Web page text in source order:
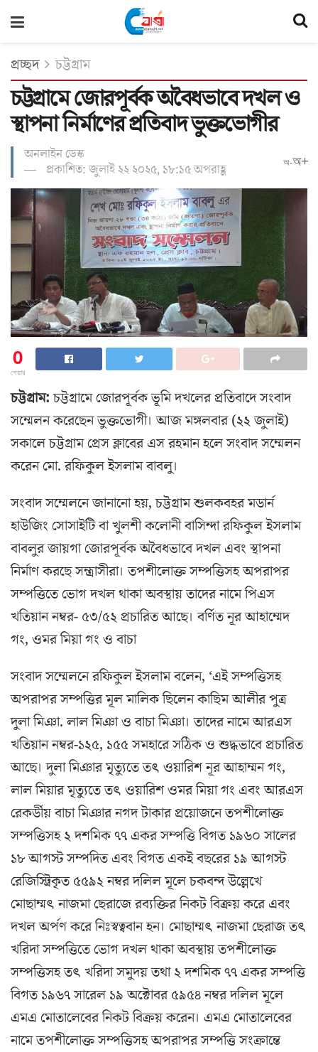
প্রচ্ছদ চট্টগ্রাম
চট্টগ্রামে জোরপূর্বক অবৈধভাবে দখল ও
স্থাপনা নির্মাণের প্রতিবাদ ভুক্তভোগীর
অনলাইন ডেস্ক
প্রকাশিত: জুলাই ২২ ২০২৫, ১৮:১৫ অপরাহ্ণ
অ-অ+
0
শেয়ার
চট্টগ্রাম:চট্টগ্রামে জোরপূর্বক ভূমি দখলের প্রতিবাদে সংবাদ
সম্মেলন করেছেন ভুক্তভোগী। আজ মঙ্গলবার (২২ জুলাই)
সকালে চট্টগ্রাম প্রেস ক্লাবের এস রহমান হলে সংবাদ সম্মেলন
করেন মো. রফিকুল ইসলাম বাবলু।
সংবাদ সম্মেলনে জানানো হয়, চট্টগ্রাম শুলকবহর মডার্ন
হাউজিং সোসাইটি বা খুলশী কলোনী বাসিন্দা রফিকুল ইসলাম
বাবলুর জায়গা জোরপূর্বক অবৈধভাবে দখল এবং স্থাপনা
নির্মাণ করছে সন্ত্রাসীরা। তপশীলোক্ত সম্পত্তিসহ অপরাপর
সম্পত্তিতে ভোগ দখল থাকা অবস্থায় তাদের নামে পিএস
খতিয়ান নম্বর- ৫৩/৫২ প্রচারিত আছে। বর্ণিত নূর আহাম্মেদ
গং, ওমর মিয়া গং ও বাচা
সংবাদ সম্মেলনে রফিকুল ইসলাম বলেন, ‘এই সম্পত্তিসহ
অপরাপর সম্পত্তির মূল মালিক ছিলেন কাছিম আলীর পুত্র
দুলা মিঞা. লাল মিঞা ও বাচা মিঞা। তাদের নামে আরএস
খতিয়ান নম্বর-১২৫, ১৫৫ সমহারে সঠিক ও শুদ্ধভাবে প্রচারিত
আছে। দুলা মিঞার মৃত্যুতে তৎ ওয়ারিশ নূর আহাম্মন গং,
লাল মিয়ার মৃত্যুতে তৎ ওয়ারিশ ওমর মিয়া গং এবং আরএস
রেকর্ডীয় বাচা মিঞার নগদ টাকার প্রয়োজনে তপশীলোক্ত
সম্পত্তিসহ ২ দশমিক ৭৭ একর সম্পত্তি বিগত ১৯৬০ সালের
১৮ আগস্ট সম্পদিত এবং বিগত একই বছরের ১৯ আগস্ট
রেজিস্ট্রিকৃত ৫৫৯২ নম্বর দলিল মূলে চকবন্দ উল্লেখে
মোছাম্মৎ নাজমা ছেরাজে রব্যক্তির নিকট বিক্রয় করে এবং
দখল অর্পণ করে নিঃস্বত্ববান হন। মোছাম্মৎ নাজমা ছেরাজ তৎ
খরিদা সম্পত্তিতে ভোগ দখল থাকা অবস্থায় তপশীলোক্ত
সম্পত্তিসহ তৎ খরিদা সমুদয় তথা ২ দশমিক ৭৭ একর সম্পত্তি
বিগত ১৯৬৭ সারেল ১৯ অক্টোবর ৫৯৫৪ নম্বর দলিল মূলে
এমএ মোতালেবের নিকট বিক্রয় করেন। এমএ মোতালেবের
নামে তপশীলোক্ত সম্পত্তিসহ অপরাপর সম্পত্তি সংক্রান্তে